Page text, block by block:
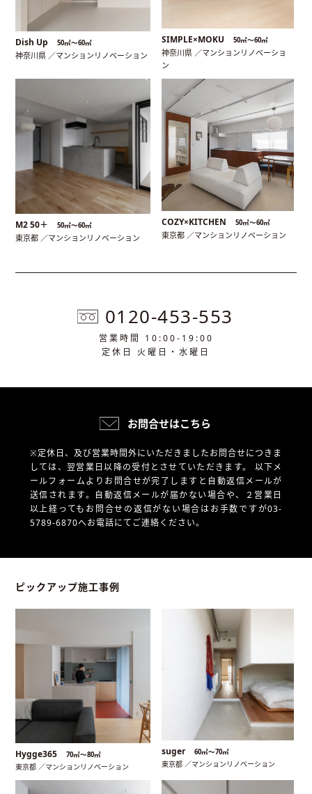
Dish Up 50㎡〜60㎡
神奈川県 ／マンションリノベーション
SIMPLE×MOKU 50㎡〜60㎡
神奈川県 ／マンションリノベーショ
ン
M2 50＋ 50㎡〜60㎡
東京都 ／マンションリノベーション
COZY×KITCHEN 50㎡〜60㎡
東京都 ／マンションリノベーション
0120-453-553
営業時間 10:00-19:00
定休日 火曜日・水曜日
お問合せはこちら
※定休日、及び営業時間外にいただきましたお問合せにつきま
しては、翌営業日以降の受付とさせていただきます。 以下メ
ールフォームよりお問合せが完了しますと自動返信メールが
送信されます。自動返信メールが届かない場合や、
２営業日
以上経ってもお問合せの返信がない場合はお手数ですが03-
5789-6870へお電話にてご連絡ください。
ピックアップ施工事例
Hygge365 70㎡〜80㎡
東京都 ／マンションリノベーション
suger 60㎡〜70㎡
東京都 ／マンションリノベーション